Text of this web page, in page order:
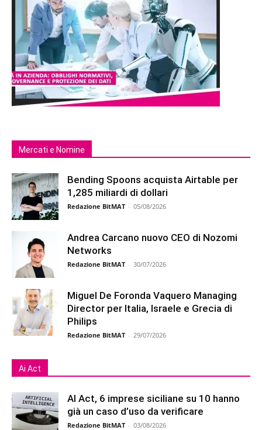
Mercati e Nomine
Bending Spoons acquista Airtable per
1,285 miliardi di dollari
Redazione BitMAT - 05/08/2026
Andrea Carcano nuovo CEO di Nozomi
Networks
Redazione BitMAT - 30/07/2026
Miguel De Foronda Vaquero Managing
Director per Italia, Israele e Grecia di
Philips
Redazione BitMAT - 29/07/2026
Ai Act
AI Act, 6 imprese siciliane su 10 hanno
già un caso d’uso da verificare
Redazione BitMAT - 03/08/2026